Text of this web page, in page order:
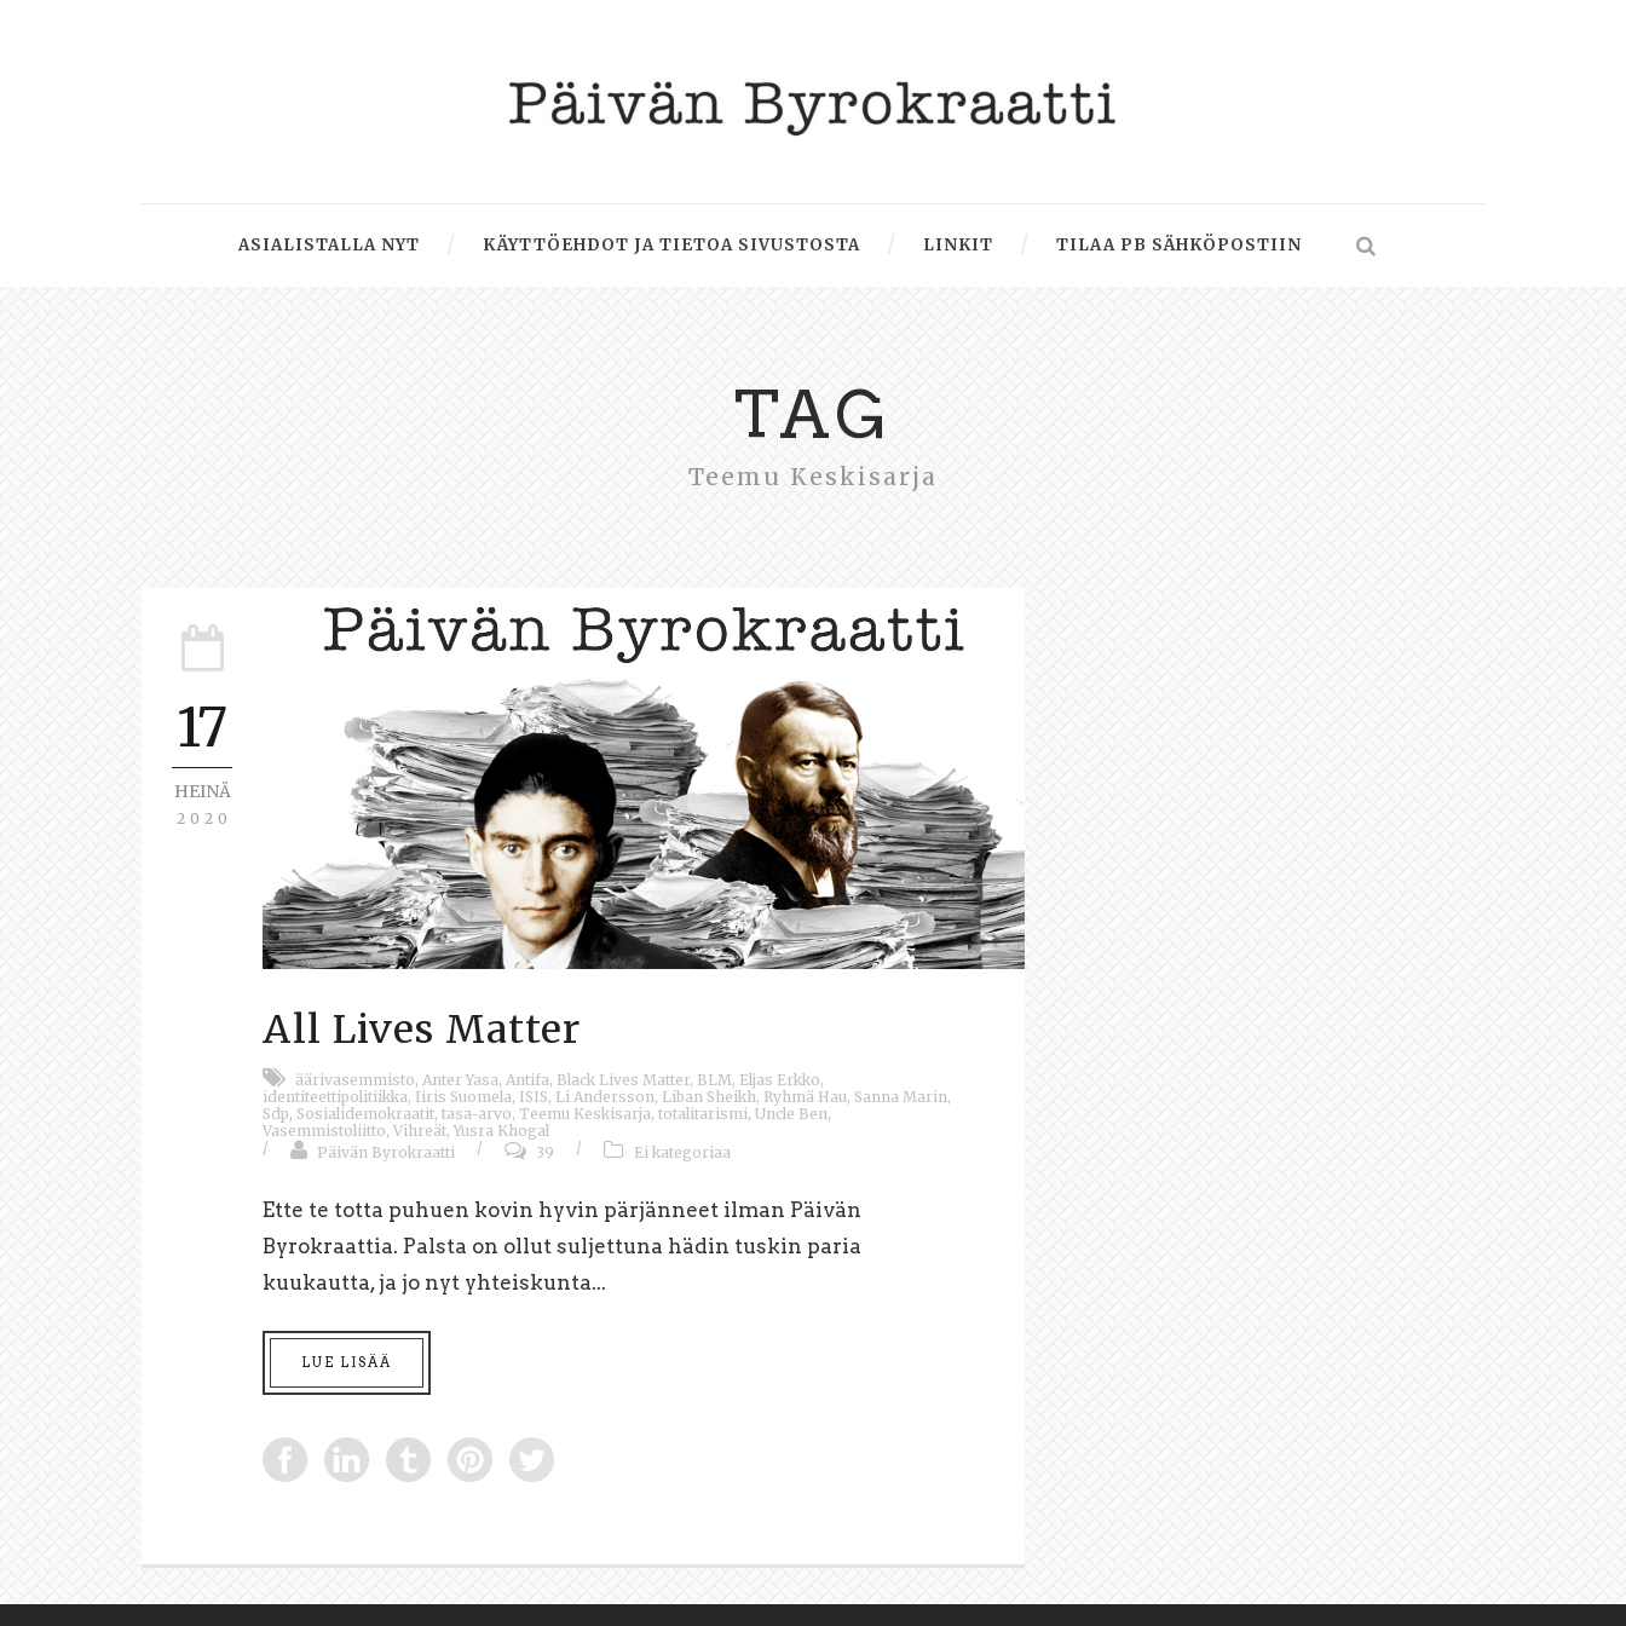
ASIALISTALLA NYT KÄYTTÖEHDOT JA TIETOA SIVUSTOSTA LINKIT TILAA PB SÄHKÖPOSTIIN
TAG
Teemu Keskisarja
17
HEINÄ
2020
All Lives Matter
äärivasemmisto, Anter Yasa, Antifa, Black Lives Matter, BLM, Eljas Erkko,
identiteettipolitiikka, Iiris Suomela, ISIS, Li Andersson, Liban Sheikh, Ryhmä Hau, Sanna Marin,
Sdp, Sosialidemokraatit, tasa-arvo, Teemu Keskisarja, totalitarismi, Uncle Ben,
Vasemmistoliitto, Vihreät, Yusra Khogal
/
Päivän Byrokraatti / 39 / Ei kategoriaa
Ette te totta puhuen kovin hyvin pärjänneet ilman Päivän
Byrokraattia. Palsta on ollut suljettuna hädin tuskin paria
kuukautta, ja jo nyt yhteiskunta...
LUE LISÄÄ